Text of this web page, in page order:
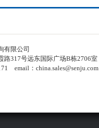
有限公司
路317号远东国际广场B栋2706室
email：china.sales@senju.com